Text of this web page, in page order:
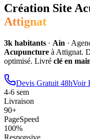
Création Site
Attignat
3k habitants · Ain ·
Acupuncture à Attignat.
optimisé. Livré clé en
Devis Gratuit 48hVoir
4-6 sem
Livraison
90+
PageSpeed
100%
Responsive